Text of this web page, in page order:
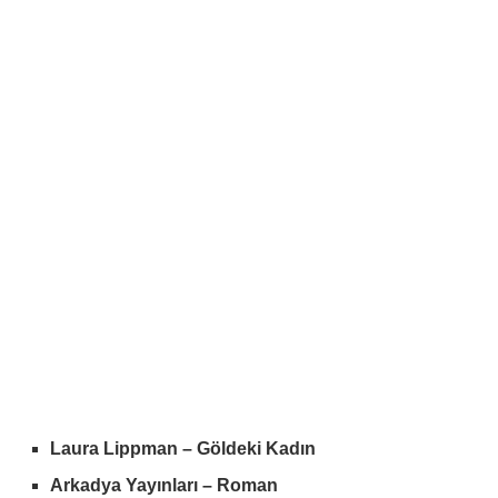
Laura Lippman – Göldeki Kadın
Arkadya Yayınları – Roman